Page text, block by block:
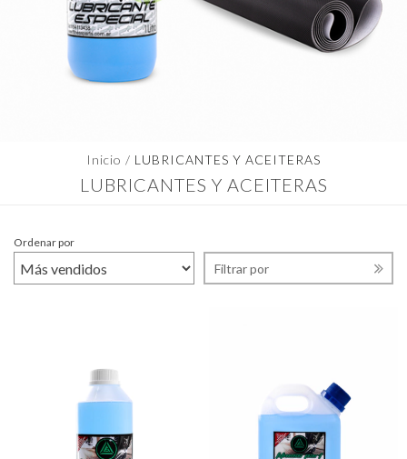
Inicio / LUBRICANTES Y ACEITERAS
LUBRICANTES Y ACEITERAS
Ordenar por
Filtrar por